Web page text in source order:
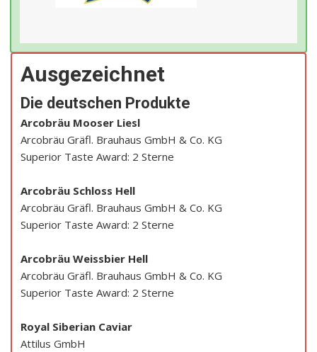
Ausgezeichnet
Die deutschen Produkte
Arcobräu Mooser Liesl
Arcobräu Gräfl. Brauhaus GmbH & Co. KG
Superior Taste Award: 2 Sterne
Arcobräu Schloss Hell
Arcobräu Gräfl. Brauhaus GmbH & Co. KG
Superior Taste Award: 2 Sterne
Arcobräu Weissbier Hell
Arcobräu Gräfl. Brauhaus GmbH & Co. KG
Superior Taste Award: 2 Sterne
Royal Siberian Caviar
Attilus GmbH